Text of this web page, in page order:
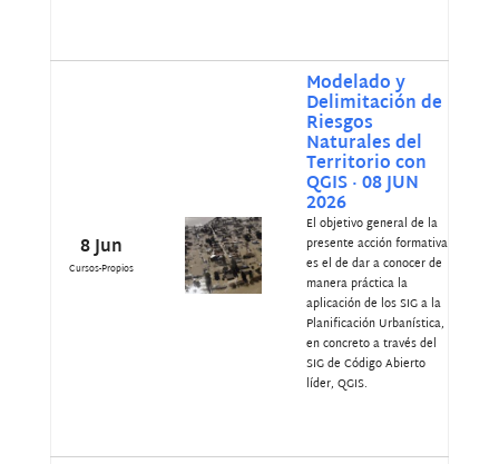
8 Jun
Cursos-Propios
Modelado y
Delimitación de
Riesgos
Naturales del
Territorio con
QGIS · 08 JUN
2026
El objetivo general de la
presente acción formativa
es el de dar a conocer de
manera práctica la
aplicación de los SIG a la
Planificación Urbanística,
en concreto a través del
SIG de Código Abierto
líder, QGIS.